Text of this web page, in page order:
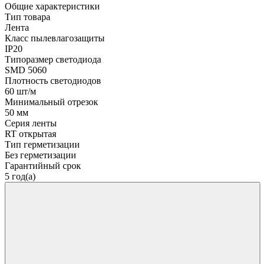
Общие характеристики
Тип товара
Лента
Класс пылевлагозащиты
IP20
Типоразмер светодиода
SMD 5060
Плотность светодиодов
60 шт/м
Минимальный отрезок
50 мм
Серия ленты
RT открытая
Тип герметизации
Без герметизации
Гарантийный срок
5 год(а)